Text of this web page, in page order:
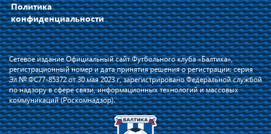
Политика
конфиденциальности
Сетевое издание Официальный сайт Футбольного клуба «Балтика»,
регистрационный номер и дата принятия решения о регистрации: серия
Эл № ФС77-85372 от 30 мая 2023 г, зарегистрировано Федеральной службой
по надзору в сфере связи, информационных технологий и массовых
коммуникаций (Роскомнадзор).